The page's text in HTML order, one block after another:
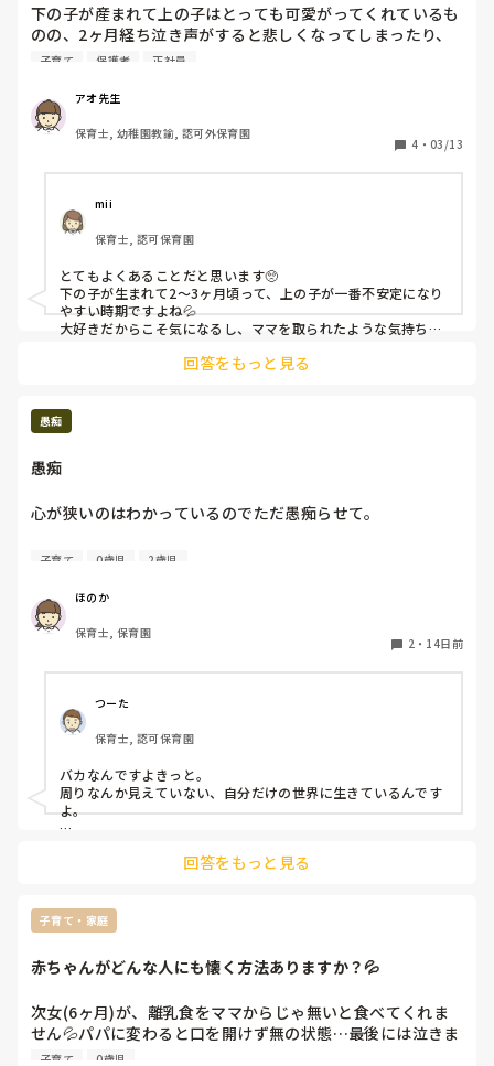
下の子が産まれて上の子はとっても可愛がってくれているも
のの、2ヶ月経ち泣き声がすると悲しくなってしまったり、
試し行動をしたりいっぱいいっぱいになっている様子で不安
わたしもできるだけ上の子の時間を優先したり相手をしたり
しているのですが、1人の時とはどうにもこうにも違うので
時が過ぎるのを待つしかないと思ってます😅
ママ先生方、こんなもんでしょうか？？皆さんのお話聞かせ
てください。
子育て 保護者 正社員
アオ先生
保育士, 幼稚園教諭, 認可外保育園
4 ・ 03/13
mii
保育士, 認可保育園
とてもよくあることだと思います🥺
下の子が生まれて2〜3ヶ月頃って、上の子が一番不安定になり
やすい時期ですよね💦
大好きだからこそ気になるし、ママを取られたような気持ちに
我が家は時間とともに落ち着いていったので、今は過渡期なん
だと思います☺️
い！
回答をもっと見る
愚痴
愚痴
心が狭いのはわかっているのでただ愚痴らせて。
私が休みの日とか遅出の時にクラスに入る先生、27？8？歳
知ってますって顔で他クラスのことに意見してくるのまーー
ーじでうざい。
「〇〇ちゃんはこういうタイプだから、こうした方がいいで
そろそろ始めた方が〜…」とか余計なお世話すぎる。何を知
ってるんだこのクラスの。普段から自分の子どもの話ばかり
でぺちゃくちゃよく喋るしうるさい。「うちの子はこうだっ
たけど〜」とかいう話も聞きたくない、それぞれ違うんだ一
子育て 0歳児 2歳児
ほのか
保育士, 保育園
2 ・ 14日前
つーた
保育士, 認可保育園
バカなんですよきっと。
周りなんか見えていない、自分だけの世界に生きているんです
よ。
もしれない。それを言われたら。
お前は自分の子どもが3歳になるまで保育士やめろ、って笑
こういうタイプだからこうした方がいい。
いのに要らないよね、アドバイス。
じゃあ、思いきって一度、お願いしてみましょうか！
実践して、結果につながってから言ってほしいし！笑
回答をもっと見る
子育て・家庭
赤ちゃんがどんな人にも懐く方法ありますか？💦
次女(6ヶ月)が、離乳食をママからじゃ無いと食べてくれま
せん💦パパに変わると口を開けず無の状態…最後には泣きま
す。ばあちゃん👵🏻でも初めの3口ほどは食べるけどやはり
子育て 0歳児